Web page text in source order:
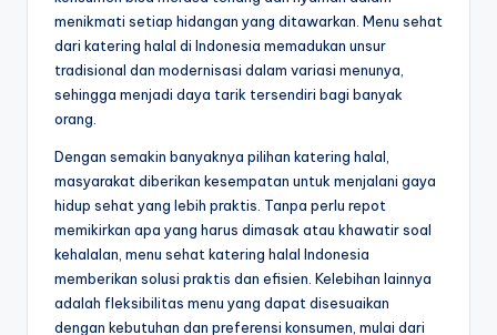
menikmati setiap hidangan yang ditawarkan. Menu sehat
dari katering halal di Indonesia memadukan unsur
tradisional dan modernisasi dalam variasi menunya,
sehingga menjadi daya tarik tersendiri bagi banyak
orang.
Dengan semakin banyaknya pilihan katering halal,
masyarakat diberikan kesempatan untuk menjalani gaya
hidup sehat yang lebih praktis. Tanpa perlu repot
memikirkan apa yang harus dimasak atau khawatir soal
kehalalan, menu sehat katering halal Indonesia
memberikan solusi praktis dan efisien. Kelebihan lainnya
adalah fleksibilitas menu yang dapat disesuaikan
dengan kebutuhan dan preferensi konsumen, mulai dari